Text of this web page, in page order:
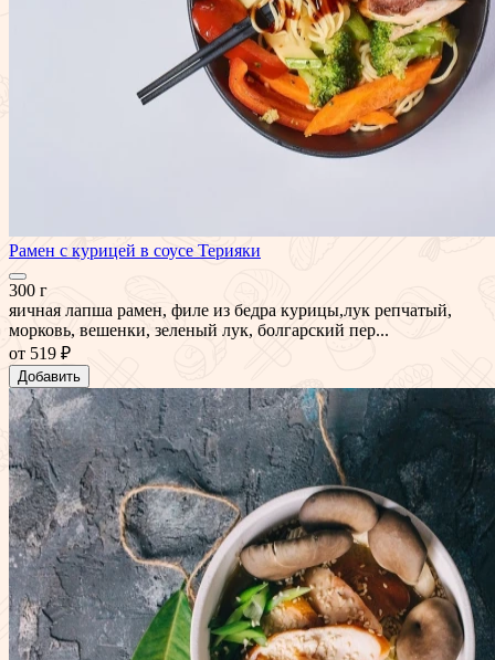
Рамен с курицей в соусе Терияки
300 г
яичная лапша рамен, филе из бедра курицы,лук репчатый,
морковь, вешенки, зеленый лук, болгарский пер...
от 519 ₽
Добавить